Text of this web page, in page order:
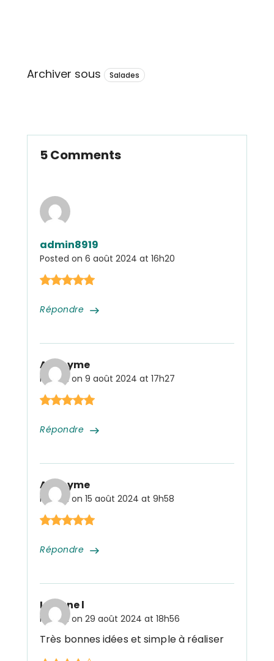
Archiver sous Salades
5 Comments
admin8919
Posted on 6 août 2024 at 16h20
Répondre
Anonyme
Posted on 9 août 2024 at 17h27
Répondre
Anonyme
Posted on 15 août 2024 at 9h58
Répondre
Lejeune l
Posted on 29 août 2024 at 18h56
Très bonnes idées et simple à réaliser